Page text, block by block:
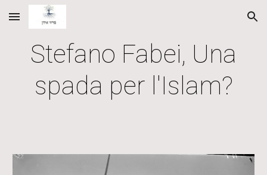
Skip to main content Skip to navigation
Stefano Fabei, Una
spada per l'Islam?